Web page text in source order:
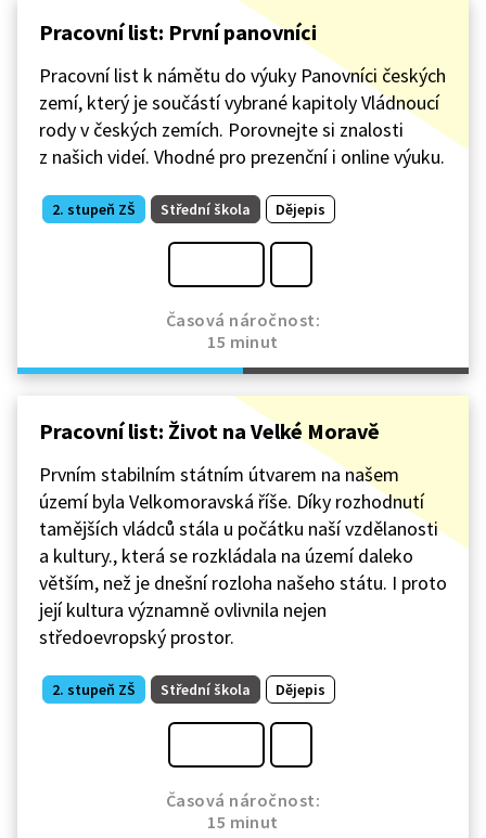
Pracovní list: První panovníci
Pracovní list k námětu do výuky Panovníci českých
zemí, který je součástí vybrané kapitoly Vládnoucí
rody v českých zemích. Porovnejte si znalosti
z našich videí. Vhodné pro prezenční i online výuku.
2. stupeň ZŠ Střední škola Dějepis
Časová náročnost:
15 minut
Pracovní list: Život na Velké Moravě
Prvním stabilním státním útvarem na našem
území byla Velkomoravská říše. Díky rozhodnutí
tamějších vládců stála u počátku naší vzdělanosti
a kultury., která se rozkládala na území daleko
větším, než je dnešní rozloha našeho státu. I proto
její kultura významně ovlivnila nejen
středoevropský prostor.
2. stupeň ZŠ Střední škola Dějepis
Časová náročnost:
15 minut